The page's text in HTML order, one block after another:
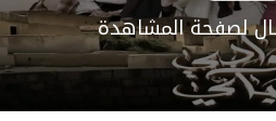
لصفحة المشاهدة